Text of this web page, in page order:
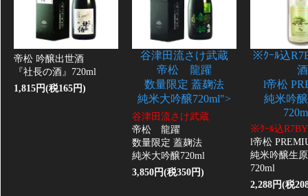
帝松 吟醸出世酒
『社長の酒』720ml
1,815円(税165円)
谷津田流さけ武蔵
帝松 龍躍
数量限定 蓋麹法
純米大吟醸720ml">
谷津田流さけ武蔵
帝松 龍躍
数量限定 蓋麹法
純米大吟醸720ml
3,850円(税350円)
※ｸｰﾙ込
酒
l帝松
純米吟
※ｸｰﾙ込
l帝松
純米吟醸生
720ml
2,288円(税